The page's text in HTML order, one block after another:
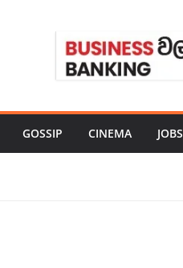
GOSSIP CINEMA JOBS